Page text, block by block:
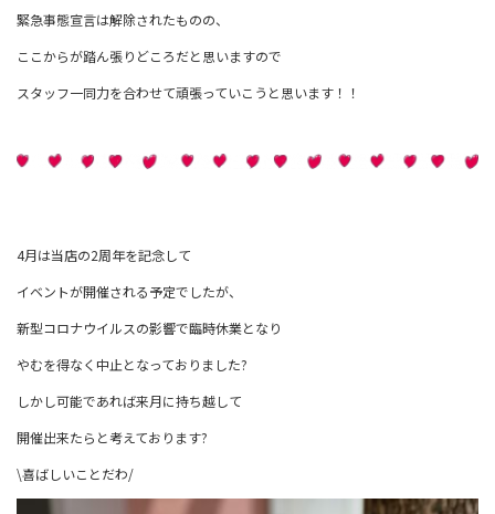
緊急事態宣言は解除されたものの、
ここからが踏ん張りどころだと思いますので
スタッフ一同力を合わせて頑張っていこうと思います！！
4月は当店の2周年を記念して
イベントが開催される予定でしたが、
新型コロナウイルスの影響で臨時休業となり
やむを得なく中止となっておりました?
しかし可能であれば来月に持ち越して
開催出来たらと考えております?
\喜ばしいことだわ/